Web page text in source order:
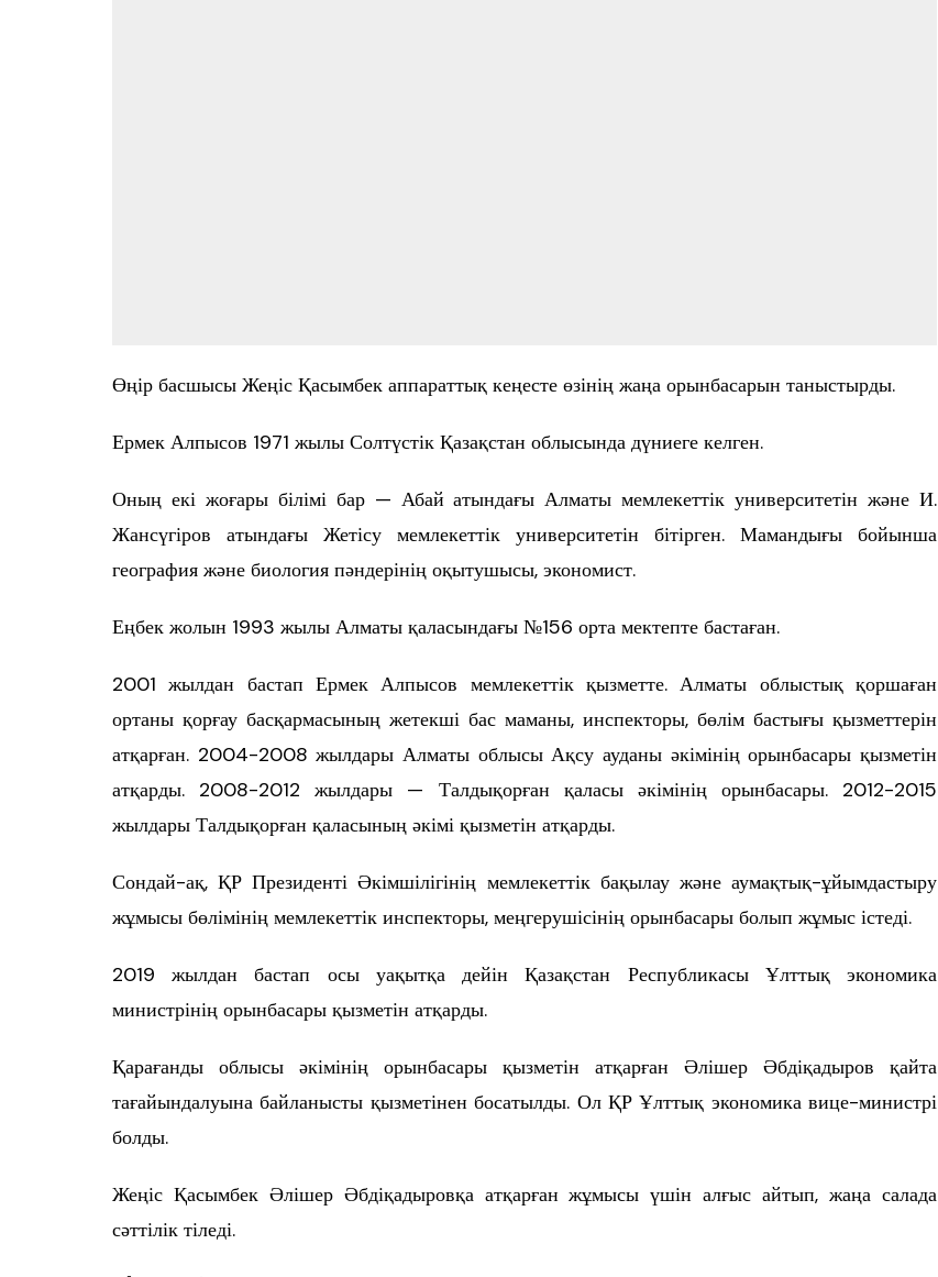
Өңір басшысы Жеңіс Қасымбек аппараттық кеңесте өзінің жаңа орынбасарын таныстырды.
Ермек Алпысов 1971 жылы Солтүстік Қазақстан облысында дүниеге келген.
Оның екі жоғары білімі бар — Абай атындағы Алматы мемлекеттік университетін және И.
Жансүгіров атындағы Жетісу мемлекеттік университетін бітірген. Мамандығы бойынша
география және биология пәндерінің оқытушысы, экономист.
Еңбек жолын 1993 жылы Алматы қаласындағы №156 орта мектепте бастаған.
2001 жылдан бастап Ермек Алпысов мемлекеттік қызметте. Алматы облыстық қоршаған
ортаны қорғау басқармасының жетекші бас маманы, инспекторы, бөлім бастығы қызметтерін
атқарған. 2004-2008 жылдары Алматы облысы Ақсу ауданы әкімінің орынбасары қызметін
атқарды. 2008-2012 жылдары — Талдықорған қаласы әкімінің орынбасары. 2012-2015
жылдары Талдықорған қаласының әкімі қызметін атқарды.
Сондай-ақ, ҚР Президенті Әкімшілігінің мемлекеттік бақылау және аумақтық-ұйымдастыру
жұмысы бөлімінің мемлекеттік инспекторы, меңгерушісінің орынбасары болып жұмыс істеді.
2019 жылдан бастап осы уақытқа дейін Қазақстан Республикасы Ұлттық экономика
министрінің орынбасары қызметін атқарды.
Қарағанды облысы әкімінің орынбасары қызметін атқарған Әлішер Әбдіқадыров қайта
тағайындалуына байланысты қызметінен босатылды. Ол ҚР Ұлттық экономика вице-министрі
болды.
Жеңіс Қасымбек Әлішер Әбдіқадыровқа атқарған жұмысы үшін алғыс айтып, жаңа салада
сәттілік тіледі.